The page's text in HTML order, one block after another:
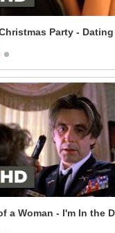
Party -
a Woman - I'm In the